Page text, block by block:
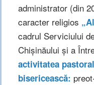
administrator (din
caracter religios
cadrul Serviciului
Chișinăului și a
activitatea
bisericească: